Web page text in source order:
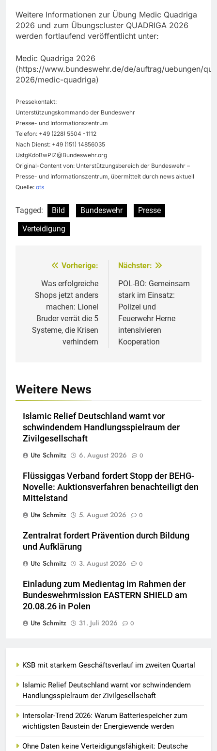
Weitere Informationen zur Übung Medic Quadriga
2026 und zum Übungscluster QUADRIGA 2026
werden fortlaufend veröffentlicht unter:
Medic Quadriga 2026
(https://www.bundeswehr.de/de/auftrag/uebungen/
2026/medic-quadriga)
Pressekontakt:
Unterstützungskommando der Bundeswehr
Presse- und Informationszentrum
Telefon: +49 (228) 5504 -1112
Nach Dienst: +49 (151) 14856035
UstgKdoBwPIZ@Bundeswehr.org
Original-Content von: Unterstützungsbereich der Bundeswehr –
Presse- und Informationszentrum, übermittelt durch news aktuell
Quelle: ots
Tagged: Bild Bundeswehr
Presse
Verteidigung
Beitragsnavigation
Vorherige:
Was erfolgreiche
Shops jetzt anders
machen: Lionel
Bruder verrät die 5
Systeme, die Krisen
verhindern
Nächster:
POL-BO: Gemeinsam
stark im Einsatz:
Polizei und
Feuerwehr Herne
intensivieren
Kooperation
Weitere News
Islamic Relief Deutschland warnt vor
schwindendem Handlungsspielraum der
Zivilgesellschaft
Ute Schmitz
6. August 2026 0
Flüssiggas Verband fordert Stopp der BEHG-
Novelle: Auktionsverfahren benachteiligt den
Mittelstand
Ute Schmitz
5. August 2026 0
Zentralrat fordert Prävention durch Bildung
und Aufklärung
Ute Schmitz
3. August 2026 0
Einladung zum Medientag im Rahmen der
Bundeswehrmission EASTERN SHIELD am
20.08.26 in Polen
Ute Schmitz
31. Juli 2026 0
KSB mit starkem Geschäftsverlauf im zweiten Quartal
Islamic Relief Deutschland warnt vor schwindendem
Handlungsspielraum der Zivilgesellschaft
Intersolar-Trend 2026: Warum Batteriespeicher zum
wichtigsten Baustein der Energiewende werden
Ohne Daten keine Verteidigungsfähigkeit: Deutsche